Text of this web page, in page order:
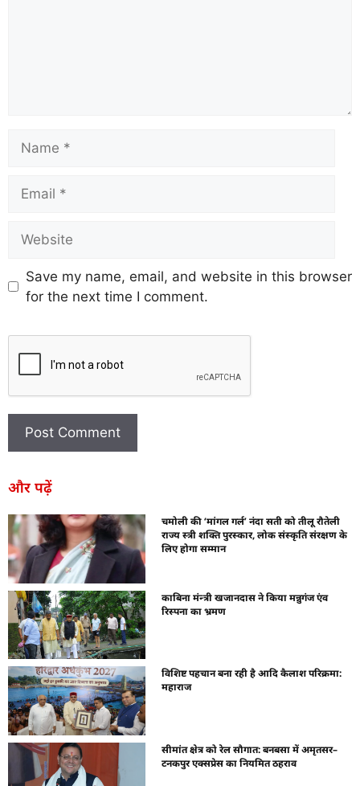
Save my name, email, and website in this browser
for the next time I comment.
और पढ़ें
चमोली की ‘मांगल गर्ल’ नंदा सती को तीलू रौतेली
राज्य स्त्री शक्ति पुरस्कार, लोक संस्कृति संरक्षण के
लिए होगा सम्मान
काबिना मंन्त्री खजानदास ने किया मन्नुगंज एंव
रिस्पना का भ्रमण
विशिष्ट पहचान बना रही है आदि कैलाश परिक्रमा:
महाराज
सीमांत क्षेत्र को रेल सौगात: बनबसा में अमृतसर–
टनकपुर एक्सप्रेस का नियमित ठहराव